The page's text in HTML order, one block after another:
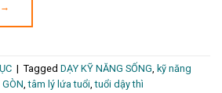
→
| Tagged DẠY KỸ NĂNG SỐNG, kỹ năng
,tâm lý lứa tuổi,tuổi dậy thì